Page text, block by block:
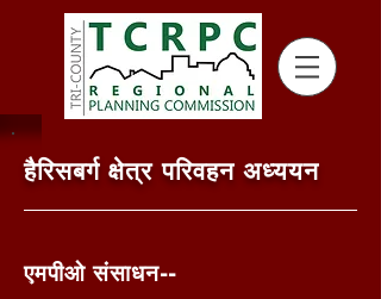
हैरिसबर्ग क्षेत्र परिवहन अध्ययन
एमपीओ संसाधन--